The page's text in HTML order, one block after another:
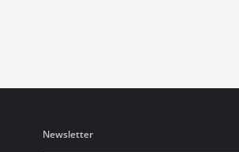
Newsletter